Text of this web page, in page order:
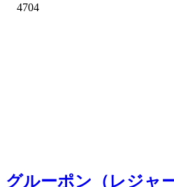
4704
グルーポン（レジャ